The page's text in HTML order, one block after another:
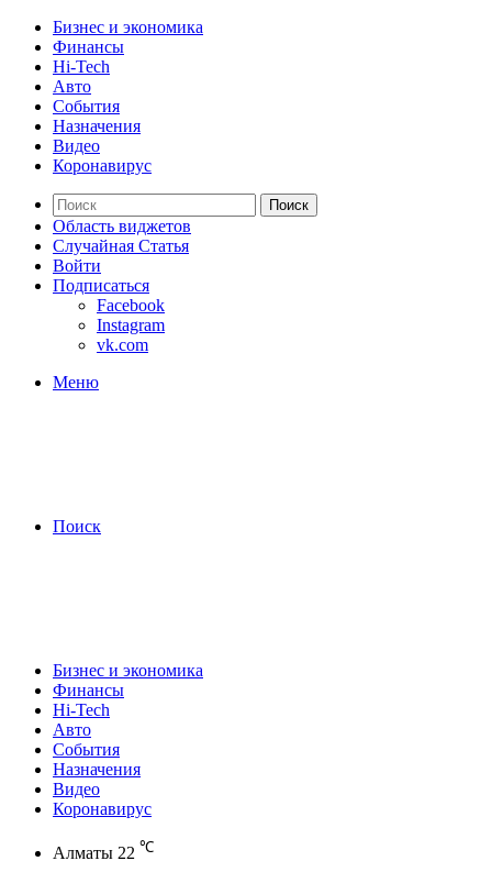
Бизнес и экономика
Финансы
Hi-Tech
Авто
События
Назначения
Видео
Коронавирус
Поиск
Область виджетов
Случайная Статья
Войти
Подписаться
Facebook
Instagram
vk.com
Меню
Поиск
Бизнес и экономика
Финансы
Hi-Tech
Авто
События
Назначения
Видео
Коронавирус
Алматы 22 ℃